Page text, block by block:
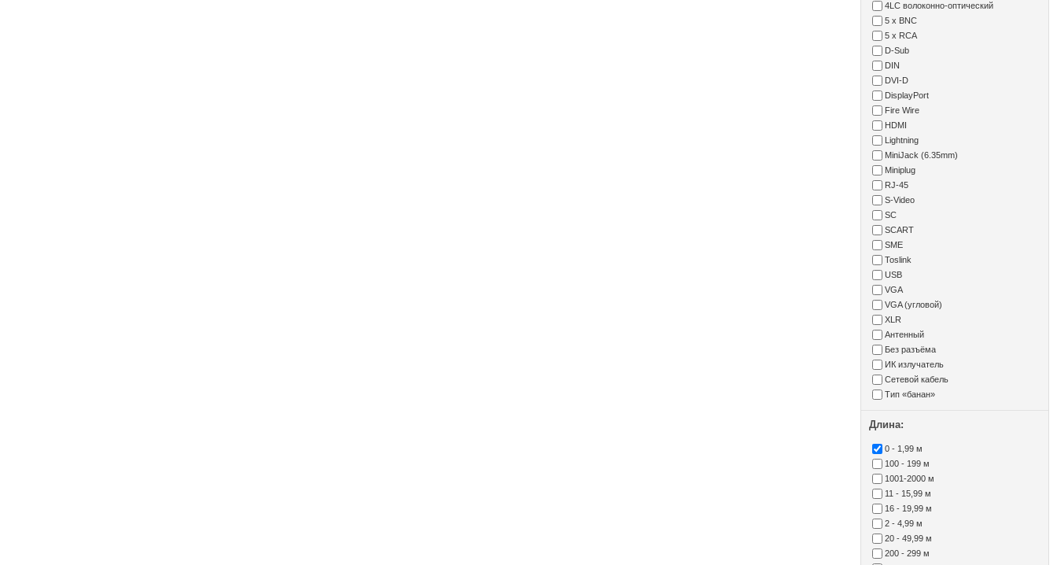
4LC волоконно-оптический
5 x BNC
5 x RCA
D-Sub
DIN
DVI-D
DisplayPort
Fire Wire
HDMI
Lightning
MiniJack (6.35mm)
Miniplug
RJ-45
S-Video
SC
SCART
SME
Toslink
USB
VGA
VGA (угловой)
XLR
Антенный
Без разъёма
ИК излучатель
Сетевой кабель
Тип «банан»
Длина:
0 - 1,99 м
100 - 199 м
1001-2000 м
11 - 15,99 м
16 - 19,99 м
2 - 4,99 м
20 - 49,99 м
200 - 299 м